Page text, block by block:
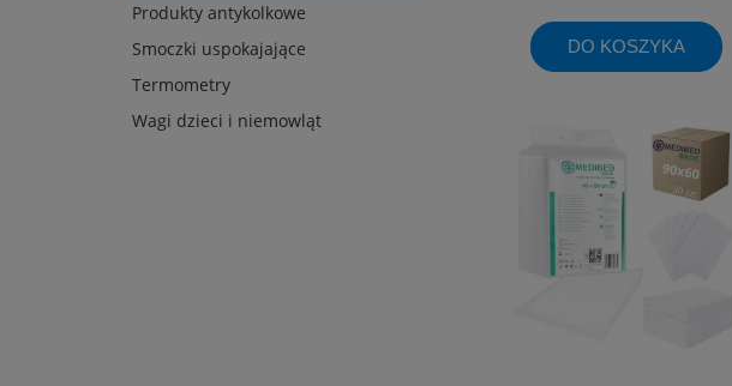
Produkty antykolkowe
Smoczki uspokajające
Termometry
Wagi dzieci i niemowląt
DO KOSZYKA